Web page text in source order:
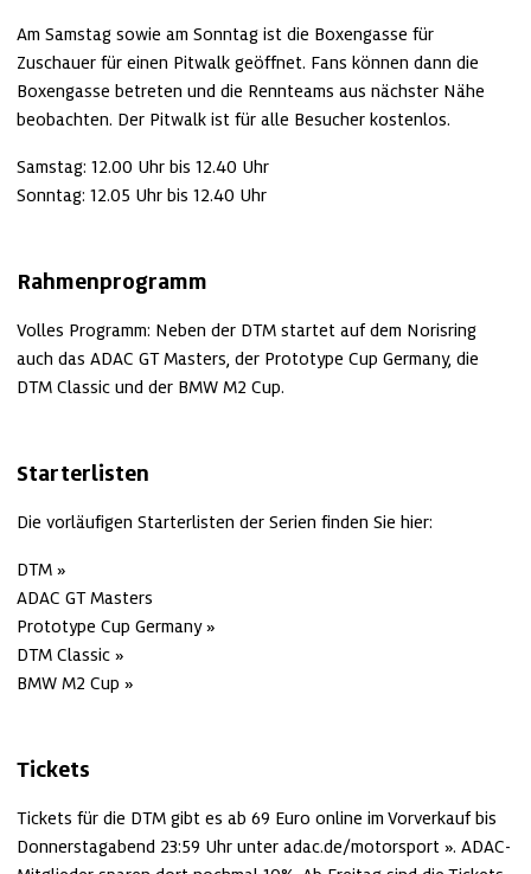
Am Samstag sowie am Sonntag ist die Boxengasse für
Zuschauer für einen Pitwalk geöffnet. Fans können dann die
Boxengasse betreten und die Rennteams aus nächster Nähe
beobachten. Der Pitwalk ist für alle Besucher kostenlos.
Samstag: 12.00 Uhr bis 12.40 Uhr
Sonntag: 12.05 Uhr bis 12.40 Uhr
Rahmenprogramm
Volles Programm: Neben der DTM startet auf dem Norisring
auch das ADAC GT Masters, der Prototype Cup Germany, die
DTM Classic und der BMW M2 Cup.
Starterlisten
Die vorläufigen Starterlisten der Serien finden Sie hier:
DTM
Prototype Cup Germany
DTM Classic
BMW M2 Cup
Tickets
Tickets für die DTM gibt es ab 69 Euro online im Vorverkauf bis
Donnerstagabend 23:59 Uhr unter adac.de/motorsport
. ADAC-